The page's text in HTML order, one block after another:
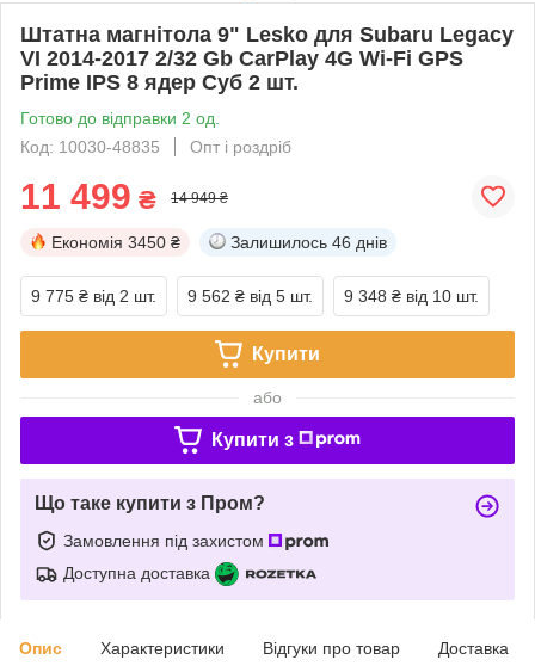
Штатна магнітола 9" Lesko для Subaru Legacy
VI 2014-2017 2/32 Gb CarPlay 4G Wi-Fi GPS
Prime IPS 8 ядер Суб 2 шт.
Готово до відправки 2 од.
Код: 10030-48835
Опт і роздріб
11 499 ₴ 14 949 ₴
Економія 3450 ₴ Залишилось 46 днів
9 775 ₴ від 2 шт. 9 562 ₴ від 5 шт. 9 348 ₴ від 10 шт.
Купити
або
Купити з
Що таке купити з Пром?
Замовлення під захистом
Доступна доставка
Опис Характеристики Відгуки про товар Доставка